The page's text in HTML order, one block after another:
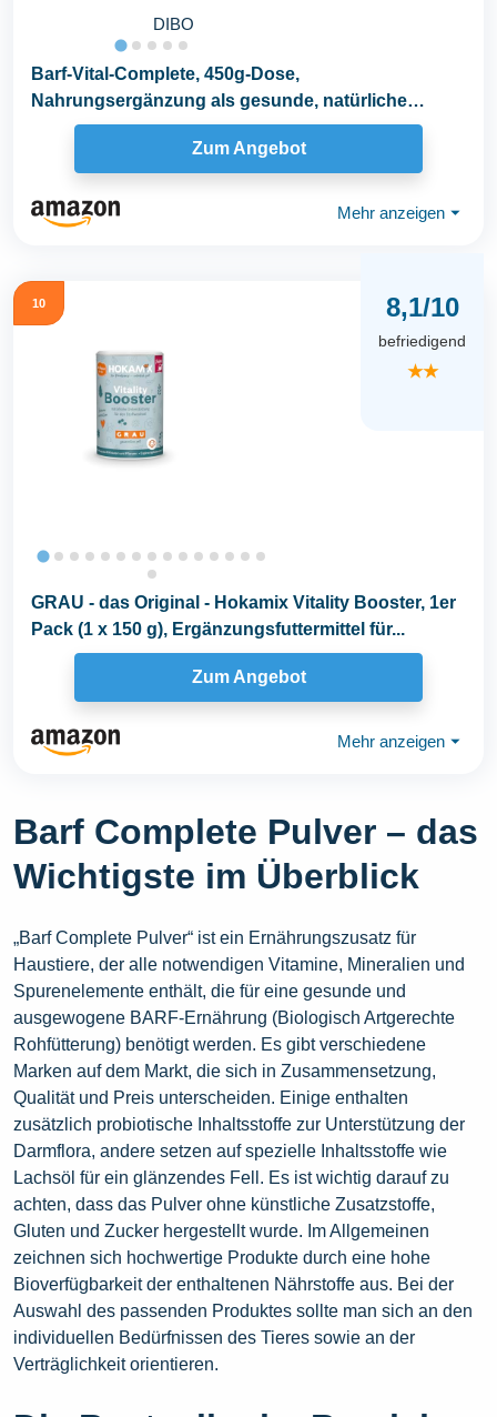
DIBO
Barf-Vital-Complete, 450g-Dose,
Nahrungsergänzung als gesunde, natürliche
Ernährung für Hunde...
Zum Angebot
Mehr anzeigen ⏷
10 8,1/10
befriedigend
★★
GRAU - das Original - Hokamix Vitality Booster, 1er
Pack (1 x 150 g), Ergänzungsfuttermittel für...
Zum Angebot
Mehr anzeigen ⏷
Barf Complete Pulver – das
Wichtigste im Überblick
„Barf Complete Pulver“ ist ein Ernährungszusatz für
Haustiere, der alle notwendigen Vitamine, Mineralien und
Spurenelemente enthält, die für eine gesunde und
ausgewogene BARF-Ernährung (Biologisch Artgerechte
Rohfütterung) benötigt werden. Es gibt verschiedene
Marken auf dem Markt, die sich in Zusammensetzung,
Qualität und Preis unterscheiden. Einige enthalten
zusätzlich probiotische Inhaltsstoffe zur Unterstützung der
Darmflora, andere setzen auf spezielle Inhaltsstoffe wie
Lachsöl für ein glänzendes Fell. Es ist wichtig darauf zu
achten, dass das Pulver ohne künstliche Zusatzstoffe,
Gluten und Zucker hergestellt wurde. Im Allgemeinen
zeichnen sich hochwertige Produkte durch eine hohe
Bioverfügbarkeit der enthaltenen Nährstoffe aus. Bei der
Auswahl des passenden Produktes sollte man sich an den
individuellen Bedürfnissen des Tieres sowie an der
Verträglichkeit orientieren.